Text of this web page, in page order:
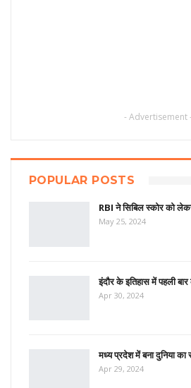
- Advertisement -
POPULAR POSTS
RBI ने सिबिल स्कोर को
May 25, 2024
इंदौर के इतिहास में पहली
Apr 30, 2024
मध्य प्रदेश में बना दुनिया
Apr 29, 2024